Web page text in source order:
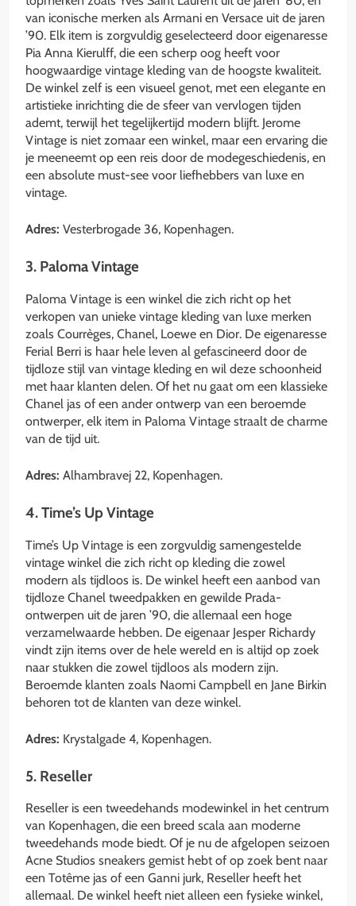
van iconische merken als Armani en Versace uit de jaren
’90. Elk item is zorgvuldig geselecteerd door eigenaresse
Pia Anna Kierulff, die een scherp oog heeft voor
hoogwaardige vintage kleding van de hoogste kwaliteit.
De winkel zelf is een visueel genot, met een elegante en
artistieke inrichting die de sfeer van vervlogen tijden
ademt, terwijl het tegelijkertijd modern blijft. Jerome
Vintage is niet zomaar een winkel, maar een ervaring die
je meeneemt op een reis door de modegeschiedenis, en
een absolute must-see voor liefhebbers van luxe en
vintage.
Adres: Vesterbrogade 36, Kopenhagen.
3. Paloma Vintage
Paloma Vintage is een winkel die zich richt op het
verkopen van unieke vintage kleding van luxe merken
zoals Courrèges, Chanel, Loewe en Dior. De eigenaresse
Ferial Berri is haar hele leven al gefascineerd door de
tijdloze stijl van vintage kleding en wil deze schoonheid
met haar klanten delen. Of het nu gaat om een klassieke
Chanel jas of een ander ontwerp van een beroemde
ontwerper, elk item in Paloma Vintage straalt de charme
van de tijd uit.
Adres: Alhambravej 22, Kopenhagen.
4. Time’s Up Vintage
Time’s Up Vintage is een zorgvuldig samengestelde
vintage winkel die zich richt op kleding die zowel
modern als tijdloos is. De winkel heeft een aanbod van
tijdloze Chanel tweedpakken en gewilde Prada-
ontwerpen uit de jaren ’90, die allemaal een hoge
verzamelwaarde hebben. De eigenaar Jesper Richardy
vindt zijn items over de hele wereld en is altijd op zoek
naar stukken die zowel tijdloos als modern zijn.
Beroemde klanten zoals Naomi Campbell en Jane Birkin
behoren tot de klanten van deze winkel.
Adres: Krystalgade 4, Kopenhagen.
5. Reseller
Reseller is een tweedehands modewinkel in het centrum
van Kopenhagen, die een breed scala aan moderne
tweedehands mode biedt. Of je nu de afgelopen seizoen
Acne Studios sneakers gemist hebt of op zoek bent naar
een Totême jas of een Ganni jurk, Reseller heeft het
allemaal. De winkel heeft niet alleen een fysieke winkel,